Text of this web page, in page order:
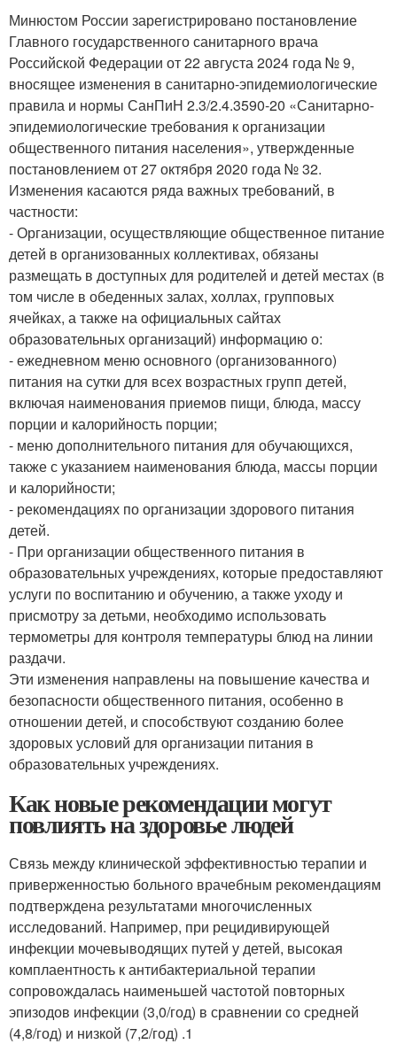
Минюстом России зарегистрировано постановление
Главного государственного санитарного врача
Российской Федерации от 22 августа 2024 года № 9,
вносящее изменения в санитарно-эпидемиологические
правила и нормы СанПиН 2.3/2.4.3590-20 «Санитарно-
эпидемиологические требования к организации
общественного питания населения», утвержденные
постановлением от 27 октября 2020 года № 32.
Изменения касаются ряда важных требований, в
частности:
- Организации, осуществляющие общественное питание
детей в организованных коллективах, обязаны
размещать в доступных для родителей и детей местах (в
том числе в обеденных залах, холлах, групповых
ячейках, а также на официальных сайтах
образовательных организаций) информацию о:
- ежедневном меню основного (организованного)
питания на сутки для всех возрастных групп детей,
включая наименования приемов пищи, блюда, массу
порции и калорийность порции;
- меню дополнительного питания для обучающихся,
также с указанием наименования блюда, массы порции
и калорийности;
- рекомендациях по организации здорового питания
детей.
- При организации общественного питания в
образовательных учреждениях, которые предоставляют
услуги по воспитанию и обучению, а также уходу и
присмотру за детьми, необходимо использовать
термометры для контроля температуры блюд на линии
раздачи.
Эти изменения направлены на повышение качества и
безопасности общественного питания, особенно в
отношении детей, и способствуют созданию более
здоровых условий для организации питания в
образовательных учреждениях.
Как новые рекомендации могут
повлиять на здоровье людей
Связь между клинической эффективностью терапии и
приверженностью больного врачебным рекомендациям
подтверждена результатами многочисленных
исследований. Например, при рецидивирующей
инфекции мочевыводящих путей у детей, высокая
комплаентность к антибактериальной терапии
сопровождалась наименьшей частотой повторных
эпизодов инфекции (3,0/год) в сравнении со средней
(4,8/год) и низкой (7,2/год) .1